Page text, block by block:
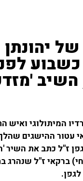
יהונתן
המיתולוגי ואיש
עטור ההישגים
- גפן ז"ל כתב את
ברקאי ז"ל שנהרג